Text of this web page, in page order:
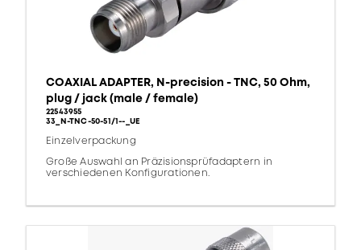
COAXIAL ADAPTER, N-precision - TNC, 50 Ohm,
plug / jack (male / female)
22543955
33_N-TNC-50-51/1--_UE
Einzelverpackung
Große Auswahl an Präzisionsprüfadaptern in
verschiedenen Konfigurationen.